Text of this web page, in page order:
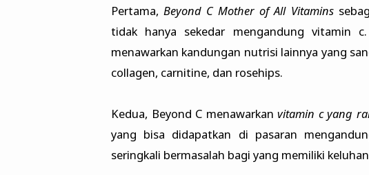
Pertama,Beyond C Mother of All Vitamins
tidak hanya sekedar mengandung vitamin
menawarkan kandungan nutrisi lainnya yang
collagen, carnitine, dan rosehips.
Kedua, Beyond C menawarkan vitamin c yang
yang bisa didapatkan di pasaran
seringkali bermasalah bagi yang memiliki